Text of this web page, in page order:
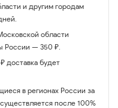
и другим городам
области
России — 350 ₽.
доставка будет
в регионах России за
после 100%